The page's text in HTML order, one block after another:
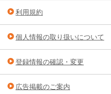
利用規約
個人情報の取り扱いについて
登録情報の確認・変更
広告掲載のご案内